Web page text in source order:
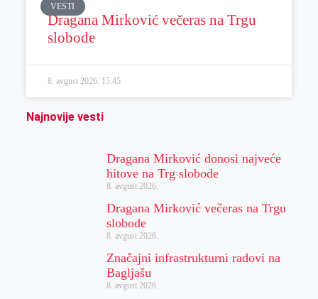
VESTI
Dragana Mirković večeras na Trgu
slobode
8. avgust 2026. 15:45
Najnovije vesti
Dragana Mirković donosi najveće
hitove na Trg slobode
8. avgust 2026.
Dragana Mirković večeras na Trgu
slobode
8. avgust 2026.
Značajni infrastrukturni radovi na
Bagljašu
8. avgust 2026.